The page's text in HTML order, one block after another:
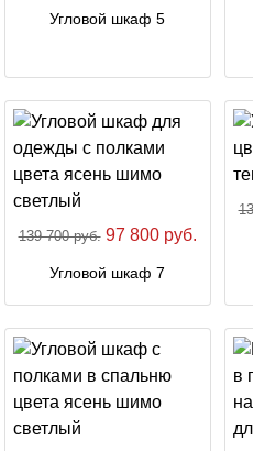
Угловой шкаф 5
139 700 руб.97 800 руб.
Угловой шкаф 7